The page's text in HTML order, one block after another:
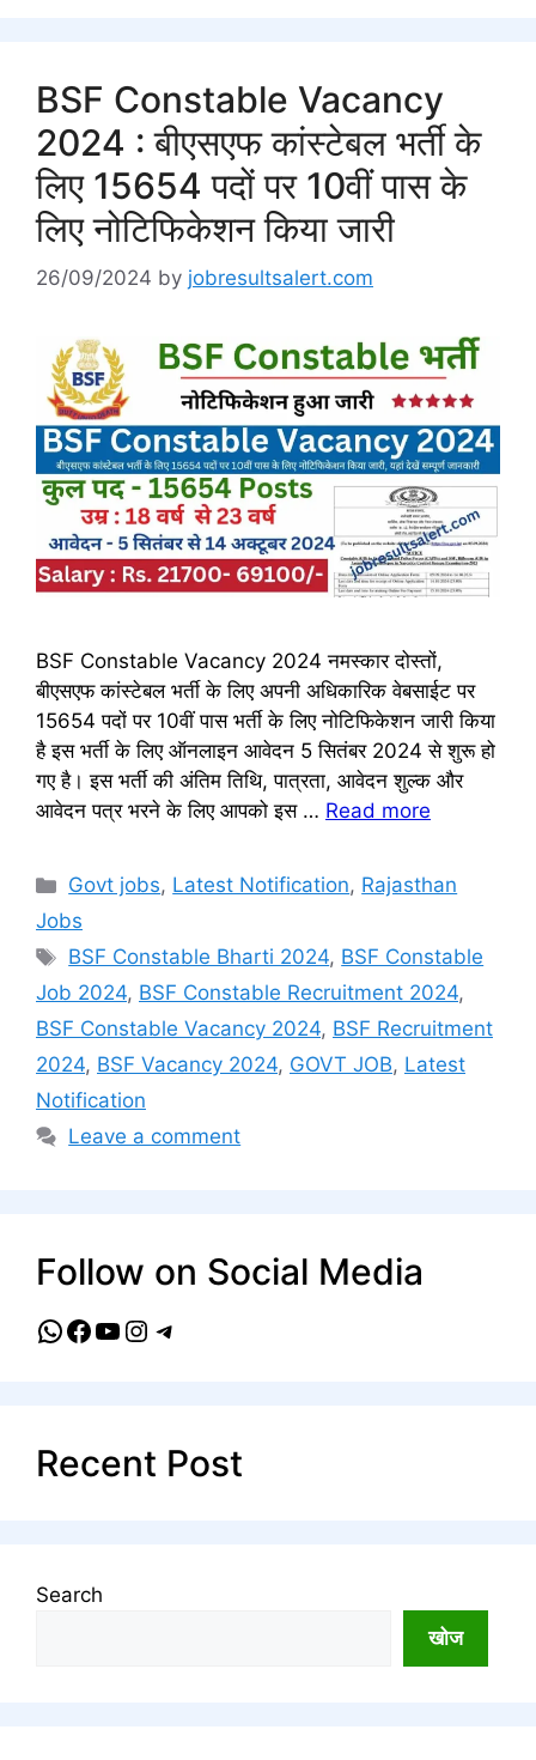
BSF Constable Vacancy
2024 : बीएसएफ कांस्टेबल भर्ती के
लिए 15654 पदों पर 10वीं पास के
लिए नोटिफिकेशन किया जारी
26/09/2024 by jobresultsalert.com
BSF Constable Vacancy 2024 नमस्कार दोस्तों,
बीएसएफ कांस्टेबल भर्ती के लिए अपनी अधिकारिक वेबसाईट पर
15654 पदों पर 10वीं पास भर्ती के लिए नोटिफिकेशन जारी किया
है इस भर्ती के लिए ऑनलाइन आवेदन 5 सितंबर 2024 से शुरू हो
गए है। इस भर्ती की अंतिम तिथि, पात्रता, आवेदन शुल्क और
आवेदन पत्र भरने के लिए आपको इस … Read more
Categories
Govt jobs, Latest Notification, Rajasthan
Jobs
Tags
BSF Constable Bharti 2024, BSF Constable
Job 2024, BSF Constable Recruitment 2024,
BSF Constable Vacancy 2024, BSF Recruitment
2024, BSF Vacancy 2024, GOVT JOB, Latest
Notification
Leave a comment
Follow on Social Media
WhatsApp
Facebook
YouTube
Instagram
Telegram
Recent Post
Search
खोज